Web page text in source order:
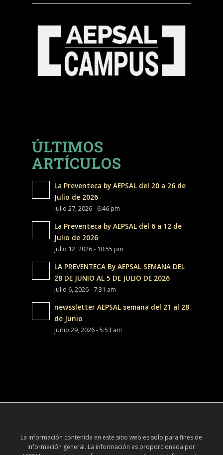
ÚLTIMOS
ARTÍCULOS
La Preventeca by AEPSAL del 20 a 26 de
Julio de 2026
julio 27, 2026 - 6:46 pm
La Preventeca by AEPSAL del 6 a 12 de
Julio de 2026
julio 12, 2026 - 10:55 pm
LA PREVENTECA By AEPSAL SEMANA DEL
28 DE JUNIO AL 5 DE JULIO DE 2026
julio 6, 2026 - 7:31 am
newssletter AEPSAL semana del 21 al 28
de Junio
junio 29, 2026 - 5:53 am
La información contenida en este sitio web es solo para fines de
información general. La información es proporcionada por